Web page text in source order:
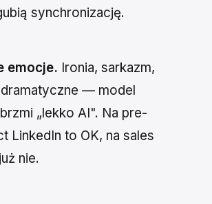
synchronizację.
emocje. Ironia, sarkazm,
— model
„lekko AI". Na pre-
LinkedIn to OK, na sales
nie.